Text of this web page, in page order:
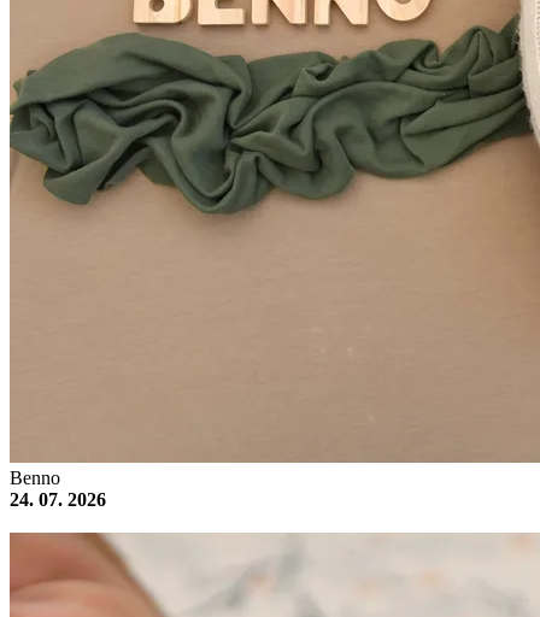
Benno
24. 07. 2026